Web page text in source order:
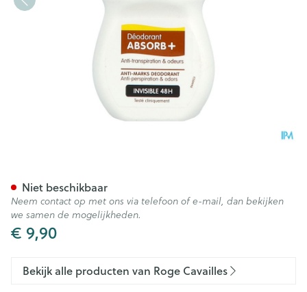
€ 9,90
Niet beschikbaar
Neem contact op met ons via telefoon of e-mail, dan bekijken
we samen de mogelijkheden.
Bekijk alle producten van Roge Cavailles